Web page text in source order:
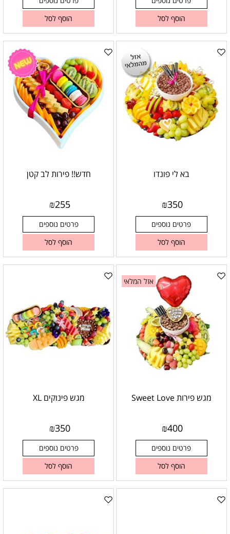
הוסף לסל
הוסף לסל
בא לי פונדו
₪350
פרטים נוספים
הוסף לסל
חדש!! פירות לב קטן
₪255
פרטים נוספים
הוסף לסל
אזל המלאי
מגש פירות Sweet Love
₪400
פרטים נוספים
הוסף לסל
מגש פינוקים XL
₪350
פרטים נוספים
הוסף לסל